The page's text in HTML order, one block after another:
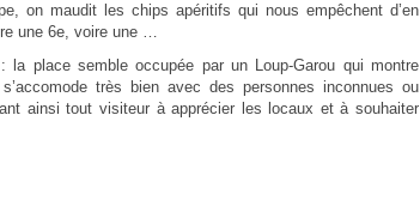
on maudit les chips apéritifs qui nous empêchent d’en
une 6e, voire une …
la place semble occupée par un Loup-Garou qui montre
très bien avec des personnes inconnues ou
ainsi tout visiteur à apprécier les locaux et à souhaiter